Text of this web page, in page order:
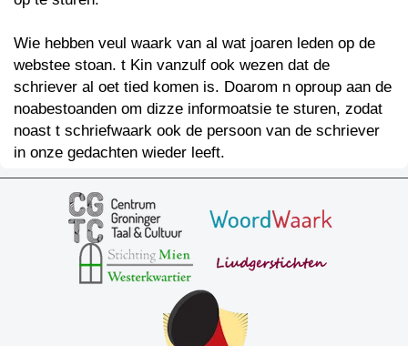
Wie hebben veul waark van al wat joaren leden op de
webstee stoan. t Kin vanzulf ook wezen dat de
schriever al oet tied komen is. Doarom n oproup aan de
noabestoanden om dizze informoatsie te sturen, zodat
noast t schriefwaark ook de persoon van de schriever
in onze gedachten wieder leeft.